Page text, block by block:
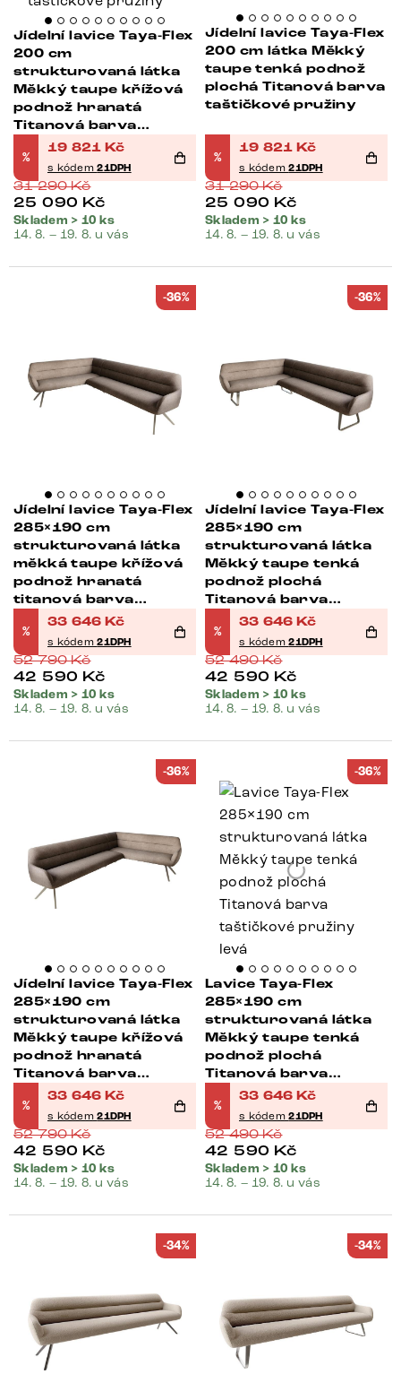
Jídelní lavice Taya-Flex
200 cm
strukturovaná látka
Měkký taupe křížová
podnož hranatá
Titanová barva
taštičkové pružiny
%
19 821 Kč
s kódem21DPH
31 290Kč
25 090 Kč
Skladem > 10 ks
14. 8. – 19. 8. u vás
Jídelní lavice Taya-Flex
200 cm látka Měkký
taupe tenká podnož
plochá Titanová barva
taštičkové pružiny
%
19 821 Kč
s kódem21DPH
31 290Kč
25 090 Kč
Skladem > 10 ks
14. 8. – 19. 8. u vás
-36%
Jídelní lavice Taya-Flex
285×190 cm
strukturovaná látka
měkká taupe křížová
podnož hranatá
titanová barva
taštičkové pružiny
pravá
%
33 646 Kč
s kódem21DPH
52 790Kč
42 590 Kč
Skladem > 10 ks
14. 8. – 19. 8. u vás
-36%
Jídelní lavice Taya-Flex
285×190 cm
strukturovaná látka
Měkký taupe tenká
podnož plochá
Titanová barva
taštičkové pružiny
pravá
%
33 646 Kč
s kódem21DPH
52 490Kč
42 590 Kč
Skladem > 10 ks
14. 8. – 19. 8. u vás
-36%
Jídelní lavice Taya-Flex
285×190 cm
strukturovaná látka
Měkký taupe křížová
podnož hranatá
Titanová barva
taštičkové pružiny
levá
%
33 646 Kč
s kódem21DPH
52 790Kč
42 590 Kč
Skladem > 10 ks
14. 8. – 19. 8. u vás
-36%
Lavice Taya-Flex
285×190 cm
strukturovaná látka
Měkký taupe tenká
podnož plochá
Titanová barva
taštičkové pružiny
levá
%
33 646 Kč
s kódem21DPH
52 490Kč
42 590 Kč
Skladem > 10 ks
14. 8. – 19. 8. u vás
-34% -34%